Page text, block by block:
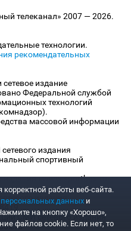
телеканал» 2007 — 2026.
технологии.
рекомендательных
издание
Федеральной службой
технологий
массовой информации
издания
спортивный
«www.sportbox.ru»:
издания
СМИ сетевого издания
работы веб-сайта.
данных и
на кнопку «Хорошо»,
файлов cookie. Если нет, то